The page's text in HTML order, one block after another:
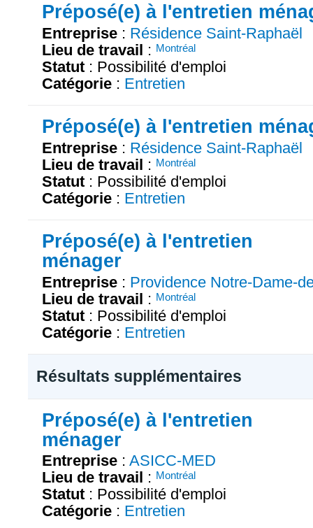
Préposé(e) à l'entretien
Entreprise : Résidence Saint-Raphaël
Lieu de travail : Montréal
Statut : Possibilité d'emploi
Catégorie : Entretien
Préposé(e) à l'entretien
Entreprise : Résidence Saint-Raphaël
Lieu de travail : Montréal
Statut : Possibilité d'emploi
Catégorie : Entretien
Préposé(e) à l'entretien
ménager
Entreprise : Providence Notre-Dame-
Lieu de travail : Montréal
Statut : Possibilité d'emploi
Catégorie : Entretien
Résultats supplémentaires
Préposé(e) à l'entretien
ménager
Entreprise : ASICC-MED
Lieu de travail : Montréal
Statut : Possibilité d'emploi
Catégorie : Entretien